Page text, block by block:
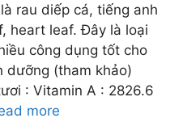
rau diếp cá, tiếng anh
heart leaf. Đây là loại
công dụng tốt cho
dưỡng (tham khảo)
: Vitamin A : 2826.6
more